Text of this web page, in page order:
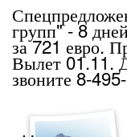
групп" - 8
за 721 евро.
Вылет 01.11.
звоните 8-